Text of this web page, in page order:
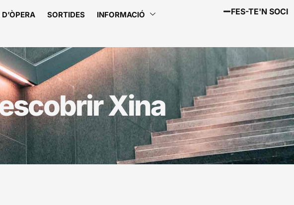
SORTIDES INFORMACIÓ FES-TE'N SOCI
Xina